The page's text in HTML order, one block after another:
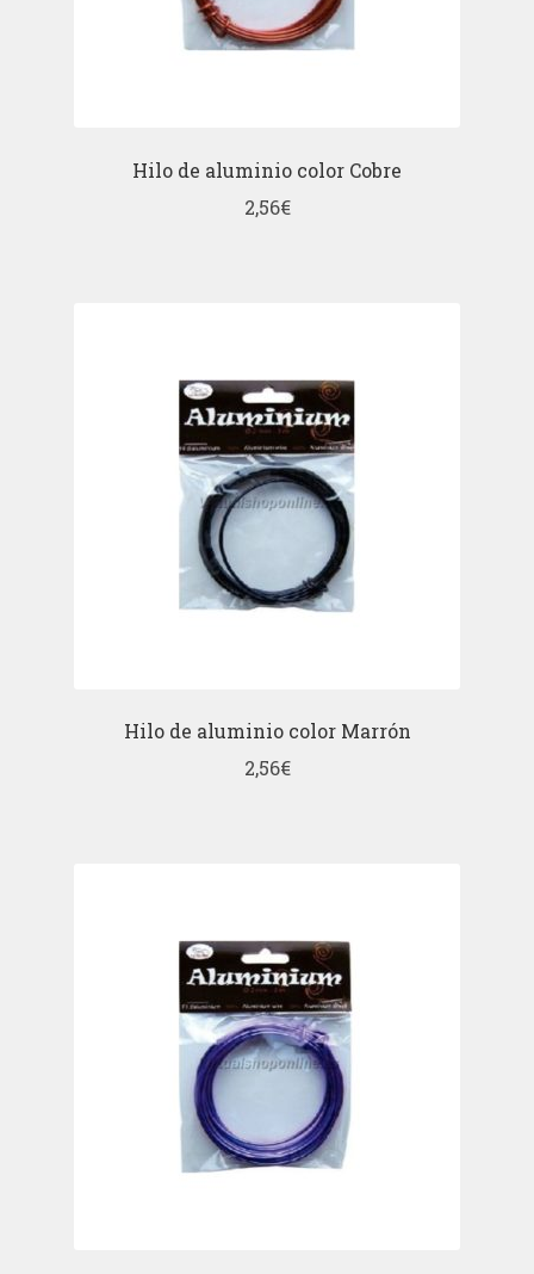
Hilo de aluminio color Cobre
2,56€
Hilo de aluminio color Marrón
2,56€